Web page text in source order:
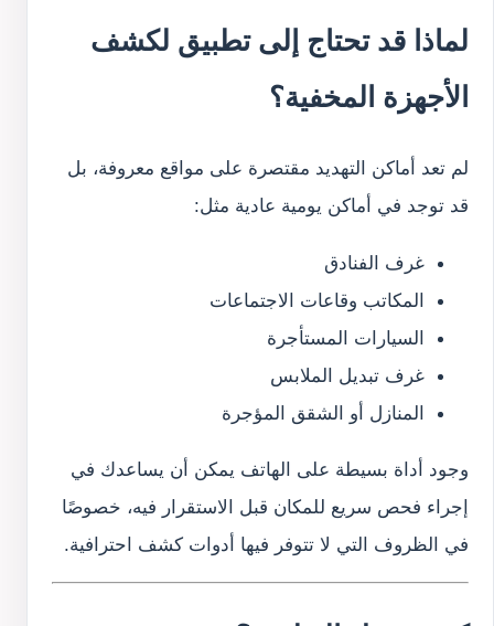
لماذا قد تحتاج إلى تطبيق لكشف
الأجهزة المخفية؟
لم تعد أماكن التهديد مقتصرة على مواقع معروفة، بل
قد توجد في أماكن يومية عادية مثل:
غرف الفنادق
المكاتب وقاعات الاجتماعات
السيارات المستأجرة
غرف تبديل الملابس
المنازل أو الشقق المؤجرة
وجود أداة بسيطة على الهاتف يمكن أن يساعدك في
إجراء فحص سريع للمكان قبل الاستقرار فيه، خصوصًا
في الظروف التي لا تتوفر فيها أدوات كشف احترافية.